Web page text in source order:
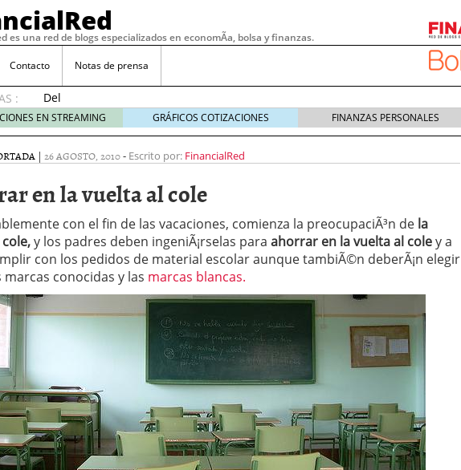
es una red de blogs especializados en economÃ­a, bolsa y finanzas.
Contacto Notas de prensa
:
Del
depósito
a la
cómo
cambiando
gestión
del
ahorro
en
05/08/2026
Seguros de convenio en pymes: la obligación que muchas empresas
descubren cuando ya es demasiado tarde 20/07/2026
ReseÃ±a de SIFX: Lo Que Deben Saber los Traders Mexicanos Antes de
Crear empresa online vs proceso tradicional: ventajas reales para pymes
29/05/2026
CÃ³mo afrontar una baja mÃ©dica cuando trabajas por cuenta propia
26/05/2026
EN STREAMING GRÁFICOS COTIZACIONES FINANZAS PERSONALES
| 26 AGOSTO, 2010- Escrito por: FinancialRed
en la vuelta al cole
con el fin de las vacaciones, comienza la preocupaciÃ³n de la
y los padres deben ingeniÃ¡rselas para ahorrar en la vuelta al coley a
con los pedidos de material escolar aunque tambiÃ©n deberÃ¡n elegir
marcas conocidas y las marcas blancas.